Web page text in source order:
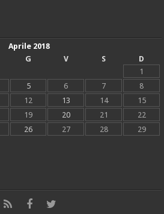
Aprile 2018
G V S
D
1
5 6 7
8
12 13 14
15
19 20 21
22
26 27 28
29